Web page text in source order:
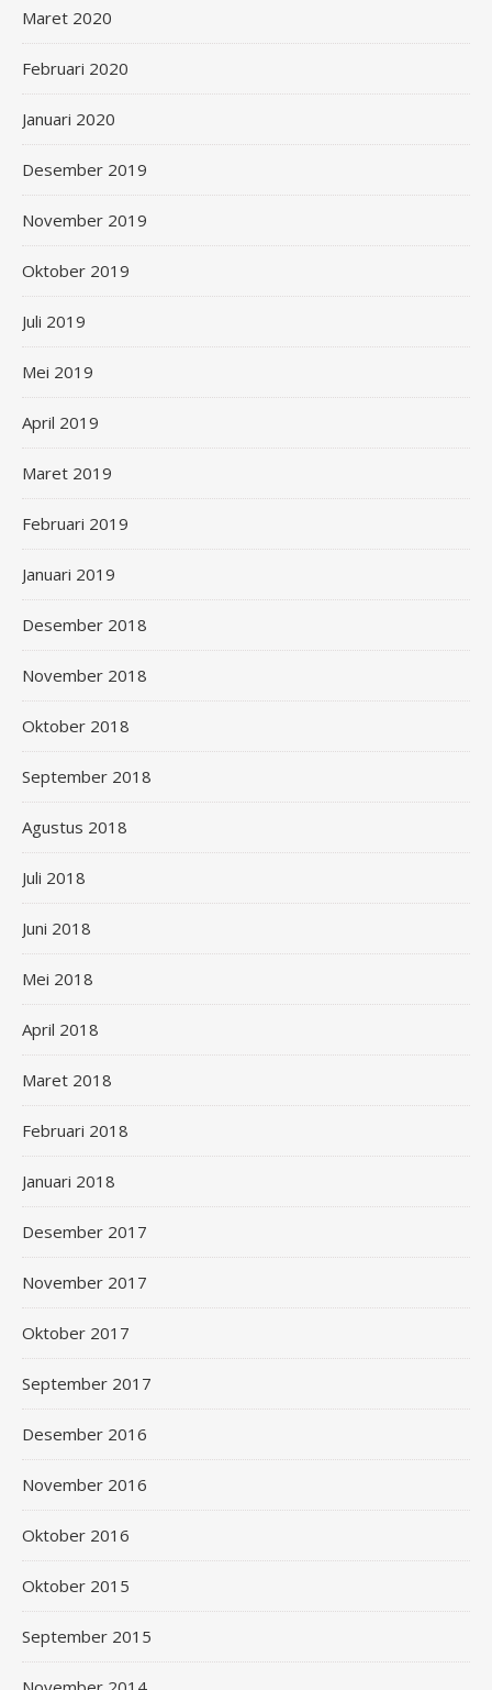
Maret 2020
Februari 2020
Januari 2020
Desember 2019
November 2019
Oktober 2019
Juli 2019
Mei 2019
April 2019
Maret 2019
Februari 2019
Januari 2019
Desember 2018
November 2018
Oktober 2018
September 2018
Agustus 2018
Juli 2018
Juni 2018
Mei 2018
April 2018
Maret 2018
Februari 2018
Januari 2018
Desember 2017
November 2017
Oktober 2017
September 2017
Desember 2016
November 2016
Oktober 2016
Oktober 2015
September 2015